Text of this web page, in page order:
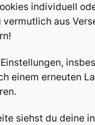
individuell
aus
einem erneuten
siehst du deine